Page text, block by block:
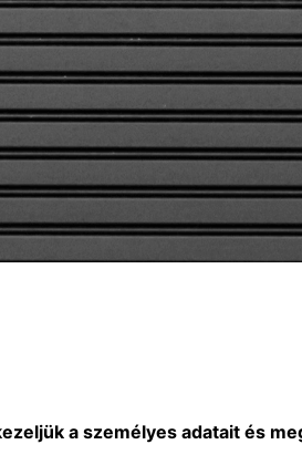
a személyes adatait és